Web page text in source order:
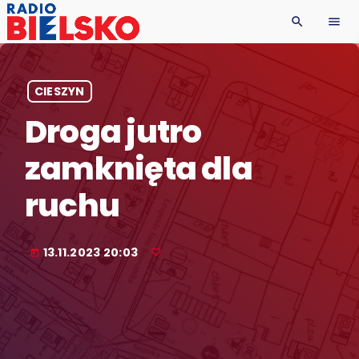
search menu
CIESZYN
Droga jutro
zamknięta dla
ruchu
today 13.11.2023 20:03